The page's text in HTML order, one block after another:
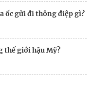
ốc gửi đi thông điệp gì?
giới hậu Mỹ?